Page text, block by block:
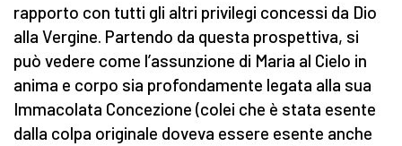
rapporto con tutti gli altri privilegi concessi da Dio
alla Vergine. Partendo da questa prospettiva, si
può vedere come l’assunzione di Maria al Cielo in
anima e corpo sia profondamente legata alla sua
Immacolata Concezione (colei che è stata esente
dalla colpa originale doveva essere esente anche